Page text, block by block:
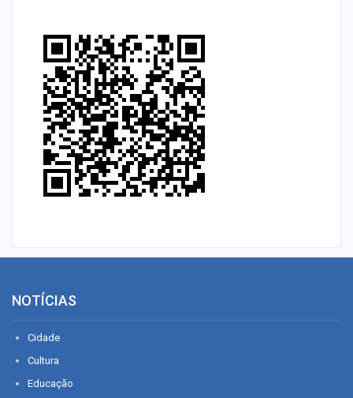
NOTÍCIAS
Cidade
Cultura
Educação